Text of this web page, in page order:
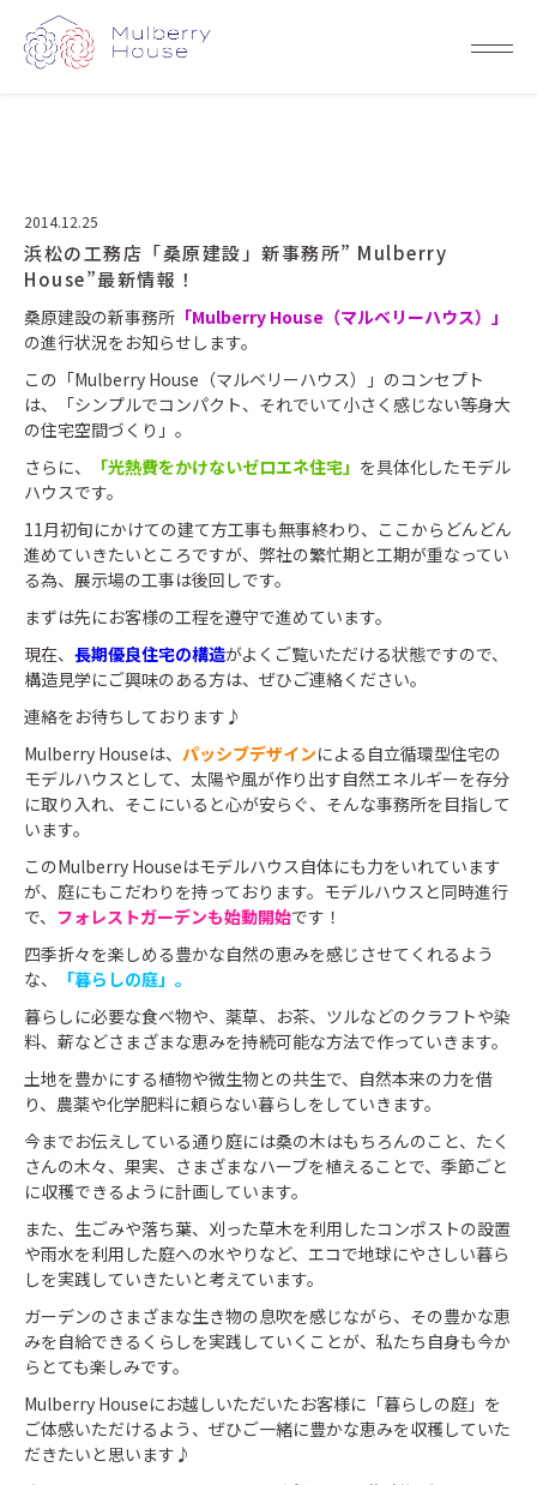
2014.12.25
浜松の工務店「桑原建設」新事務所” Mulberry
House”最新情報！
桑原建設の新事務所 「Mulberry House（マルベリーハウス）」
の進行状況をお知らせします。
この「Mulberry House（マルベリーハウス）」のコンセプト
は、「シンプルでコンパクト、それでいて小さく感じない等身大
の住宅空間づくり」。
さらに、
「光熱費をかけないゼロエネ住宅」 を具体化したモデル
ハウスです。
11月初旬にかけての建て方工事も無事終わり、ここからどんどん
進めていきたいところですが、弊社の繁忙期と工期が重なってい
る為、展示場の工事は後回しです。
まずは先にお客様の工程を遵守で進めています。
現在、 長期優良住宅の構造がよくご覧いただける状態ですので、
構造見学にご興味のある方は、ぜひご連絡ください。
連絡をお待ちしております♪
Mulberry Houseは、 パッシブデザインによる自立循環型住宅の
モデルハウスとして、太陽や風が作り出す自然エネルギーを存分
に取り入れ、そこにいると心が安らぐ、そんな事務所を目指して
います。
このMulberry Houseはモデルハウス自体にも力をいれています
が、庭にもこだわりを持っております。モデルハウスと同時進行
で、 フォレストガーデンも始動開始です！
四季折々を楽しめる豊かな自然の恵みを感じさせてくれるよう
な、
「暮らしの庭」。
暮らしに必要な食べ物や、薬草、お茶、ツルなどのクラフトや染
料、薪などさまざまな恵みを持続可能な方法で作っていきます。
土地を豊かにする植物や微生物との共生で、自然本来の力を借
り、農薬や化学肥料に頼らない暮らしをしていきます。
今までお伝えしている通り庭には桑の木はもちろんのこと、たく
さんの木々、果実、さまざまなハーブを植えることで、季節ごと
に収穫できるように計画しています。
また、生ごみや落ち葉、刈った草木を利用したコンポストの設置
や雨水を利用した庭への水やりなど、エコで地球にやさしい暮ら
しを実践していきたいと考えています。
ガーデンのさまざまな生き物の息吹を感じながら、その豊かな恵
みを自給できるくらしを実践していくことが、私たち自身も今か
らとても楽しみです。
Mulberry Houseにお越しいただいたお客様に「暮らしの庭」を
ご体感いただけるよう、ぜひご一緒に豊かな恵みを収穫していた
だきたいと思います♪